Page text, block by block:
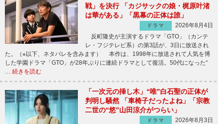
戦」を決行 「カジサックの娘・梶原叶渚
は華がある」「黒幕の正体は誰」
ドラマ
2026年8月4日
反町隆史が主演するドラマ「GTO」（カンテ
レ・フジテレビ系）の第3話が、3日に放送され
た。（※以下、ネタバレを含みます） 本作は、1998年に放送されて人気を博
した学園ドラマ「GTO」が28年ぶりに連続ドラマとして復活。50代になった“
… 続きを読む
「一次元の挿し木」“唯”白石聖の正体が
判明し騒然 「車椅子だったよね」「宗教
二世の“悠”山田涼介がつらい」
ドラマ
2026年8月3日